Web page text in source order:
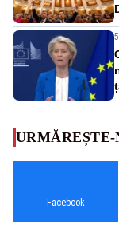
URMĂREȘTE-
Facebook